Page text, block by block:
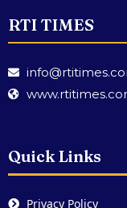
RTI TIMES
Quick Links
Privacy Policy